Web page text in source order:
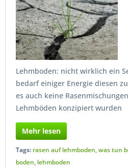
Lehmboden: nicht wirklich ein
bedarf einiger Energie diesen
es auch keine
Lehmböden konzipiert wurden
Mehr lesen
Tags: rasen auf lehmboden,was tun
boden, lehmboden